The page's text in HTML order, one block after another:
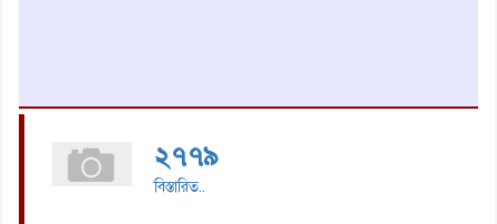
২৭৭৯
বিস্তারিত..